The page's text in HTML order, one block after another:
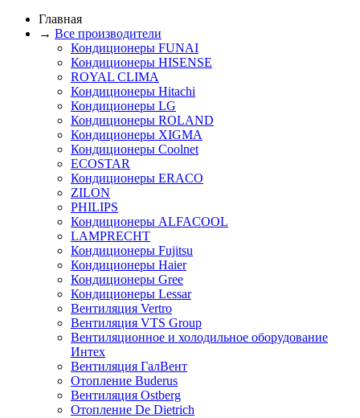
Главная
→ Все производители
Кондиционеры FUNAI
Кондиционеры HISENSE
ROYAL CLIMA
Кондиционеры Hitachi
Кондиционеры LG
Кондиционеры ROLAND
Кондиционеры XIGMA
Кондиционеры Coolnet
ECOSTAR
Кондиционеры ERACO
ZILON
PHILIPS
Кондиционеры ALFACOOL
LAMPRECHT
Кондиционеры Fujitsu
Кондиционеры Haier
Кондиционеры Gree
Кондиционеры Lessar
Вентиляция Vertro
Вентиляция VTS Group
Вентиляционное и холодильное оборудование
Интех
Вентиляция ГалВент
Отопление Buderus
Вентиляция Ostberg
Отопление De Dietrich